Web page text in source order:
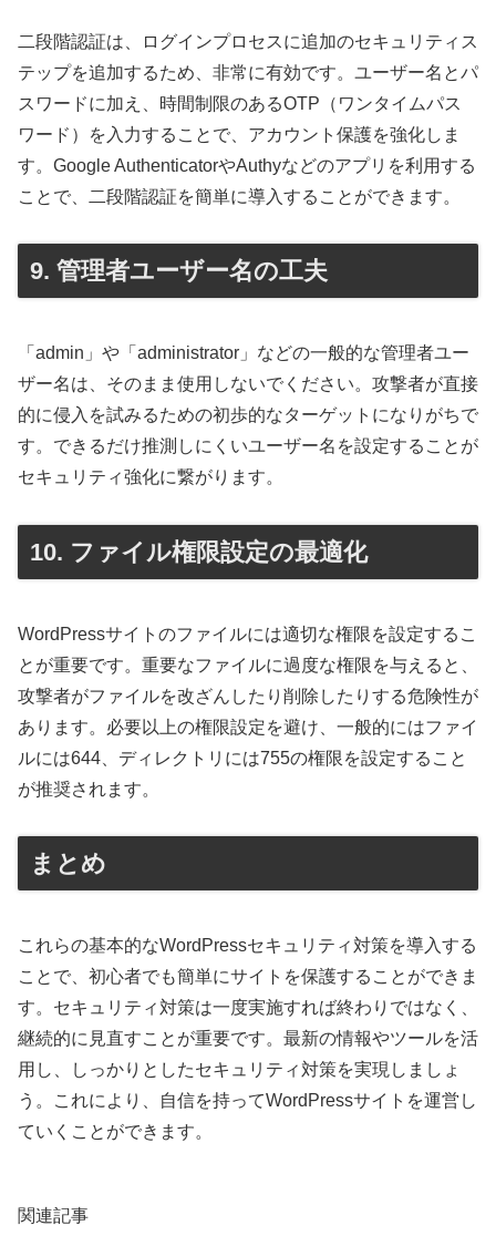
二段階認証は、ログインプロセスに追加のセキュリティス
テップを追加するため、非常に有効です。ユーザー名とパ
スワードに加え、時間制限のあるOTP（ワンタイムパス
ワード）を入力することで、アカウント保護を強化しま
す。Google AuthenticatorやAuthyなどのアプリを利用する
ことで、二段階認証を簡単に導入することができます。
9. 管理者ユーザー名の工夫
「admin」や「administrator」などの一般的な管理者ユー
ザー名は、そのまま使用しないでください。攻撃者が直接
的に侵入を試みるための初歩的なターゲットになりがちで
す。できるだけ推測しにくいユーザー名を設定することが
セキュリティ強化に繋がります。
10. ファイル権限設定の最適化
WordPressサイトのファイルには適切な権限を設定するこ
とが重要です。重要なファイルに過度な権限を与えると、
攻撃者がファイルを改ざんしたり削除したりする危険性が
あります。必要以上の権限設定を避け、一般的にはファイ
ルには644、ディレクトリには755の権限を設定すること
が推奨されます。
まとめ
これらの基本的なWordPressセキュリティ対策を導入する
ことで、初心者でも簡単にサイトを保護することができま
す。セキュリティ対策は一度実施すれば終わりではなく、
継続的に見直すことが重要です。最新の情報やツールを活
用し、しっかりとしたセキュリティ対策を実現しましょ
う。これにより、自信を持ってWordPressサイトを運営し
ていくことができます。
関連記事